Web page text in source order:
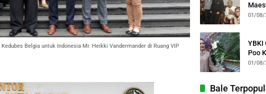
Belgia untuk Indonesia Mr. Heikki Vandermander di Ruang VIP
01/08/
YBKI
Poo
01/08/
Bale